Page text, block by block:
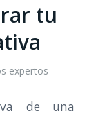
tu
expertos
de una